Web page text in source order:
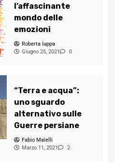
l’affascinante
mondo delle
emozioni
Roberta Iuppa
Giugno 25, 2021
0
“Terra e acqua”:
uno sguardo
alternativo sulle
Guerre persiane
Fabio Maielli
Marzo 11, 2021
2